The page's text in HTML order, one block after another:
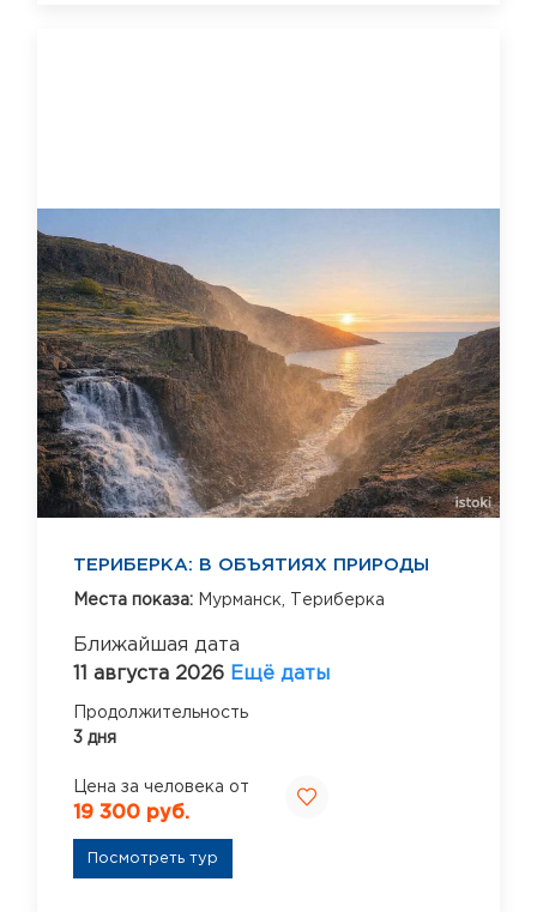
ТЕРИБЕРКА: В ОБЪЯТИЯХ ПРИРОДЫ
Места показа: Мурманск, Териберка
Ближайшая дата
11 августа 2026 Ещё даты
Продолжительность
3 дня
Цена за человека от
19 300 руб.
Посмотреть тур